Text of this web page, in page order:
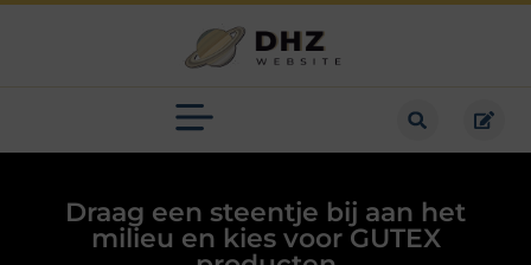
Draag een steentje bij aan het
milieu en kies voor GUTEX